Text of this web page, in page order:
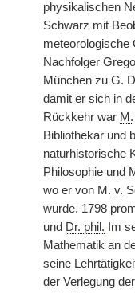
physikalischen
Schwarz mit
meteorologische
Nachfolger
München zu G.
damit er sich in
Rückkehr war M.
Bibliothekar und
naturhistorische
Philosophie und
wo er von M. v.
wurde. 1798
und Dr. phil. Im
Mathematik an
seine
der Verlegung